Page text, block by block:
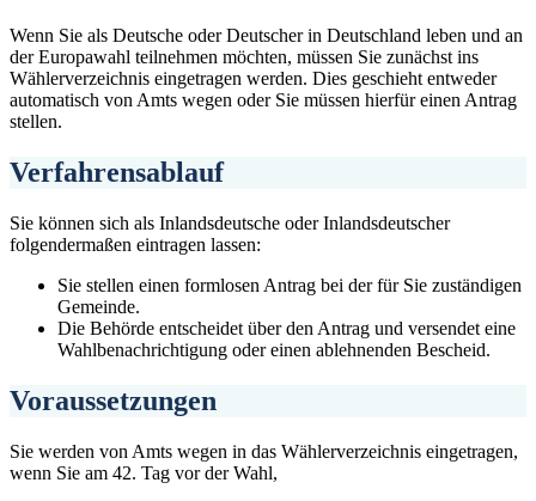
Wenn Sie als Deutsche oder Deutscher in Deutschland leben und an
der Europawahl teilnehmen möchten, müssen Sie zunächst ins
Wählerverzeichnis eingetragen werden. Dies geschieht entweder
automatisch von Amts wegen oder Sie müssen hierfür einen Antrag
stellen.
Verfahrensablauf
Sie können sich als Inlandsdeutsche oder Inlandsdeutscher
folgendermaßen eintragen lassen:
Sie stellen einen formlosen Antrag bei der für Sie zuständigen
Gemeinde.
Die Behörde entscheidet über den Antrag und versendet eine
Wahlbenachrichtigung oder einen ablehnenden Bescheid.
Voraussetzungen
Sie werden von Amts wegen in das Wählerverzeichnis eingetragen,
wenn Sie am 42. Tag vor der Wahl,